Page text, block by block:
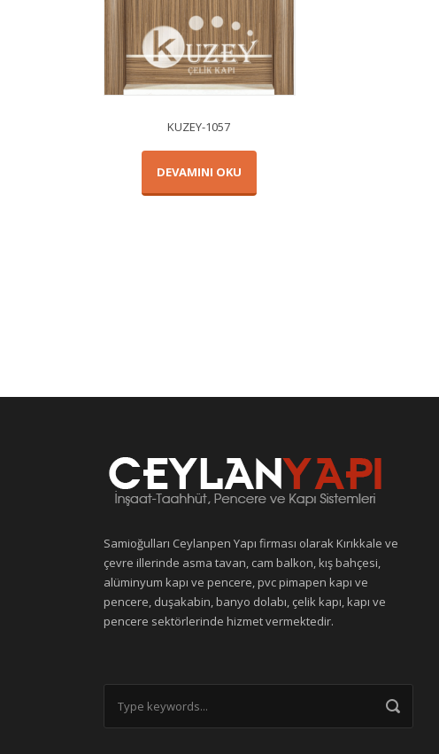
KUZEY-1057
DEVAMINI OKU
Samioğulları Ceylanpen Yapı firması olarak Kırıkkale ve
çevre illerinde asma tavan, cam balkon, kış bahçesi,
alüminyum kapı ve pencere, pvc pimapen kapı ve
pencere, duşakabin, banyo dolabı, çelik kapı, kapı ve
pencere sektörlerinde hizmet vermektedir.